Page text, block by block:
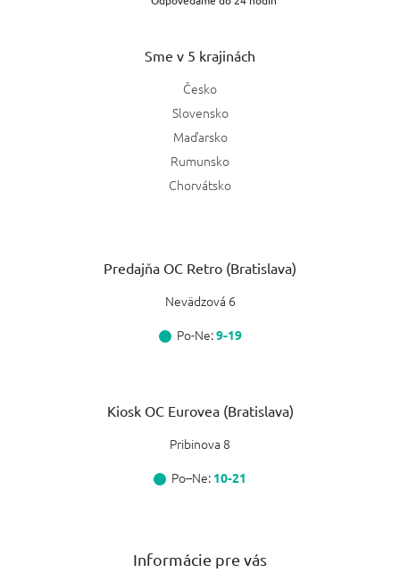
Sme v 5 krajinách
Česko
Slovensko
Maďarsko
Rumunsko
Chorvátsko
Predajňa OC Retro (Bratislava)
Nevädzová 6
Po-Ne:9-19
Kiosk OC Eurovea (Bratislava)
Pribinova 8
Po–Ne: 10-21
Informácie pre vás